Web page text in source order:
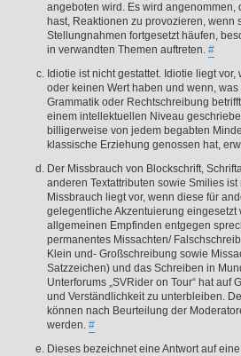
angeboten wird. Es wird angenommen,
hast, Reaktionen zu provozieren, wenn
Stellungnahmen fortgesetzt häufen,
in verwandten Themen auftreten. #
Idiotie ist nicht gestattet. Idiotie liegt
oder keinen Wert haben und wenn,
Grammatik oder Rechtschreibung
einem intellektuellen Niveau
billigerweise von jedem begabten
klassische Erziehung genossen hat,
Der Missbrauch von Blockschrift,
anderen Textattributen sowie Smilies ist
Missbrauch liegt vor, wenn diese für
gelegentliche Akzentuierung eingesetzt
allgemeinen Empfinden entgegen
permanentes Missachten/
Klein und- Großschreibung sowie
Satzzeichen) und das Schreiben in
Unterforums „SVRider on Tour“ hat auf
und Verständlichkeit zu unterbleiben.
können nach Beurteilung der
werden. #
Dieses bezeichnet eine Antwort auf